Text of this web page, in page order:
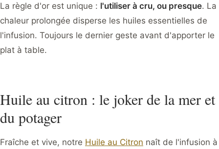
La règle d'or est unique : l'utiliser à cru, ou presque. La
chaleur prolongée disperse les huiles essentielles de
l'infusion. Toujours le dernier geste avant d'apporter le
plat à table.
Huile au citron : le joker de la mer et
du potager
Fraîche et vive, notre Huile au Citron naît de l'infusion à